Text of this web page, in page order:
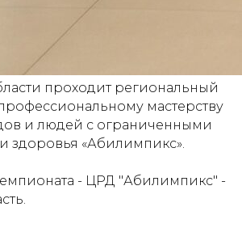
проходит региональный
мастерству
и людей с ограниченными
здоровья «Абилимпикс».
- ЦРД "Абилимпикс" -
.